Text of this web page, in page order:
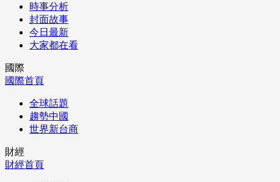
時事分析
封面故事
今日最新
大家都在看
國際
國際首頁
全球話題
趨勢中國
世界新台商
財經
財經首頁